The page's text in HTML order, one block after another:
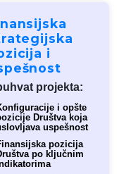
i
projekta:
i opšte
Društva koja
uspešnost
pozicija
po ključnim